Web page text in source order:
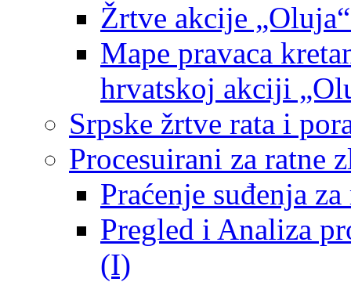
Žrtve akcije
Mape pravaca
hrvatskoj akciji
Srpske žrtve rata i
Procesuirani za ratne
Praćenje suđenja
Pregled i Analiza
(I)